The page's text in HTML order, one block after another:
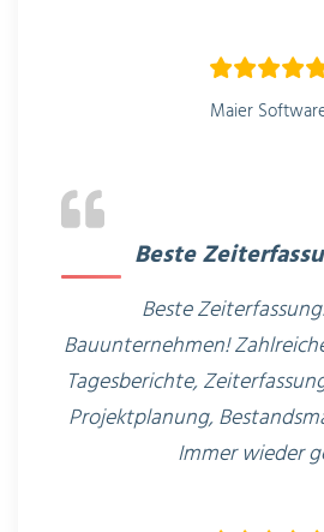
Maier
Beste
Beste
Bauunternehmen!
Tagesberichte,
Projektplanung,
Immer wieder